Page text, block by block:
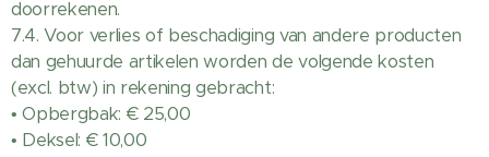
doorrekenen.
7.4. Voor verlies of beschadiging van andere producten
dan gehuurde artikelen worden de volgende kosten
(excl. btw) in rekening gebracht:
• Opbergbak: € 25,00
• Deksel: € 10,00